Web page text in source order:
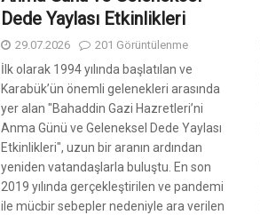
Dede Yaylası Etkinlikleri
29.07.2026 201 Görüntülenme
İlk olarak 1994 yılında başlatılan ve
Karabük’ün önemli gelenekleri arasında
yer alan "Bahaddin Gazi Hazretleri’ni
Anma Günü ve Geleneksel Dede Yaylası
Etkinlikleri", uzun bir aranın ardından
yeniden vatandaşlarla buluştu. En son
2019 yılında gerçekleştirilen ve pandemi
ile mücbir sebepler nedeniyle ara verilen